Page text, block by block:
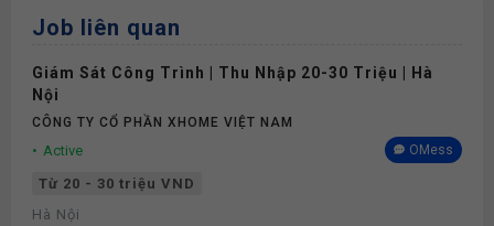
Job liên quan
Giám Sát Công Trình | Thu Nhập 20-30 Triệu | Hà
Nội
CÔNG TY CỔ PHẦN XHOME VIỆT NAM
Active OMess
Từ 20 - 30 triệu VND
Hà Nội